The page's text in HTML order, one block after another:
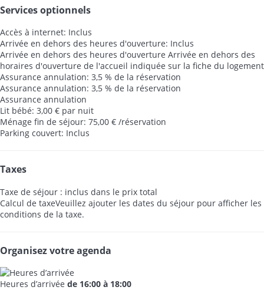
Services optionnels
Accès à internet: Inclus
Arrivée en dehors des heures d'ouverture: Inclus
Arrivée en dehors des heures d'ouverture Arrivée en dehors des
horaires d'ouverture de l'accueil indiquée sur la fiche du logement
Assurance annulation: 3,5 % de la réservation
Assurance annulation: 3,5 % de la réservation
Assurance annulation
Lit bébé: 3,00 € par nuit
Ménage fin de séjour: 75,00 € /réservation
Parking couvert: Inclus
Taxes
Taxe de séjour : inclus dans le prix total
Calcul de taxeVeuillez ajouter les dates du séjour pour afficher les
conditions de la taxe.
Organisez votre agenda
Heures d’arrivée de 16:00 à 18:00